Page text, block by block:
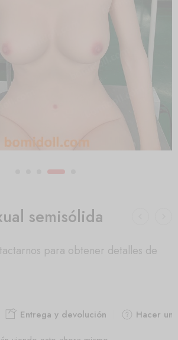
semisólida
para obtener detalles de
Entrega y devolución
Hacer